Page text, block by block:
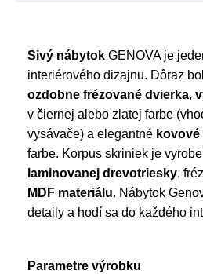
Sivý nábytok GENOVA je
interiérového dizajnu. Dôraz
ozdobne frézované dvierka,
v čiernej alebo zlatej farbe
vysávače) a elegantné
farbe. Korpus skriniek je
laminovanej drevotriesky,
MDF materiálu. Nábytok
detaily a hodí sa do každého
Parametre výrobku